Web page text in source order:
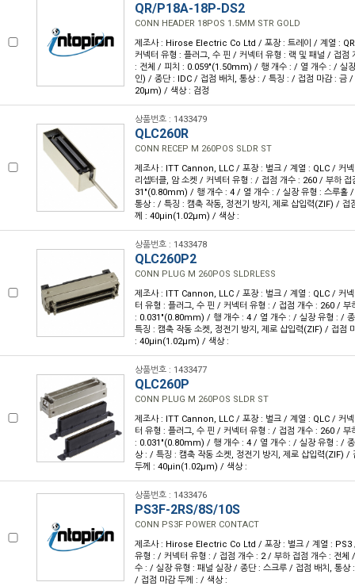
QR/P18A-18P-DS2
CONN HEADER 18POS 1.5MM STR GOLD
제조사 : Hirose Electric Co Ltd / 포장 : 트레이 / 계열 :
커넥터 유형 : 플러그, 수 핀 / 커넥터 유형 : 랙 및 패널 / 접점
: 전체 / 피치 : 0.059"(1.50mm) / 행 개수 : / 열 개수 : / 실장
인) / 종단 : IDC / 접점 배치, 통상 : / 특징 : / 접점 마감 : 금
20µm) / 색상 : 검정
상품번호 : 1433479
QLC260R
CONN RECEP M 260POS SLDR ST
제조사 : ITT Cannon, LLC / 포장 : 벌크 / 계열 : QLC / 커
리셉터클, 암 소켓 / 커넥터 유형 : / 접점 개수 : 260 / 부하
31"(0.80mm) / 행 개수 : 4 / 열 개수 : / 실장 유형 : 스루홀 /
통상 : / 특징 : 캠축 작동, 정전기 방지, 제로 삽입력(ZIF) / 접
께 : 40µin(1.02µm) / 색상 :
상품번호 : 1433478
QLC260P2
CONN PLUG M 260POS SLDRLESS
제조사 : ITT Cannon, LLC / 포장 : 벌크 / 계열 : QLC / 커
터 유형 : 플러그, 수 핀 / 커넥터 유형 : / 접점 개수 : 260 / 부
: 0.031"(0.80mm) / 행 개수 : 4 / 열 개수 : / 실장 유형 : /
특징 : 캠축 작동 소켓, 정전기 방지, 제로 삽입력(ZIF) / 접점
: 40µin(1.02µm) / 색상 :
상품번호 : 1433477
QLC260P
CONN PLUG M 260POS SLDR ST
제조사 : ITT Cannon, LLC / 포장 : 벌크 / 계열 : QLC / 커
터 유형 : 플러그, 수 핀 / 커넥터 유형 : / 접점 개수 : 260 / 부
: 0.031"(0.80mm) / 행 개수 : 4 / 열 개수 : / 실장 유형 : /
상 : / 특징 : 캠축 작동 소켓, 정전기 방지, 제로 삽입력(ZIF) /
두께 : 40µin(1.02µm) / 색상 :
상품번호 : 1433476
PS3F-2RS/8S/10S
CONN PS3F POWER CONTACT
제조사 : Hirose Electric Co Ltd / 포장 : 벌크 / 계열 : PS3
유형 : / 커넥터 유형 : / 접점 개수 : 2 / 부하 접점 개수 : 전
수 : / 실장 유형 : 패널 실장 / 종단 : 스크루 / 접점 배치, 통
/ 접점 마감 두께 : / 색상 :